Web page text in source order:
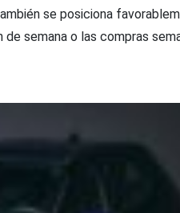
se posiciona
semana o las compras